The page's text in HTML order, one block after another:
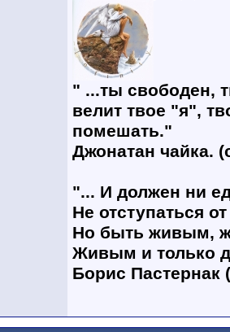
" ...ты свободен,
велит твое "я",
помешать."
Джонатан чайка.
"... И должен ни
Не отступаться
Но быть живым,
Живым и только
Борис Пастернак